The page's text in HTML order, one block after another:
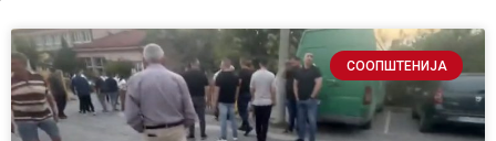
СООПШТЕНИЈА